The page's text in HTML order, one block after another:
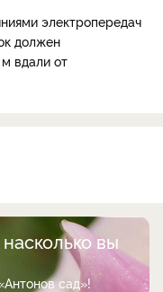
электропередач
должен
вдали от
вы
сад»!